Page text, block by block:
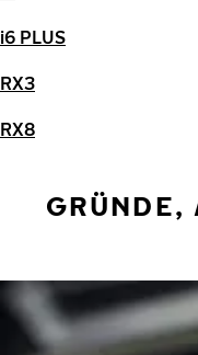
i6 PLUS
RX3
RX8
GRÜNDE,